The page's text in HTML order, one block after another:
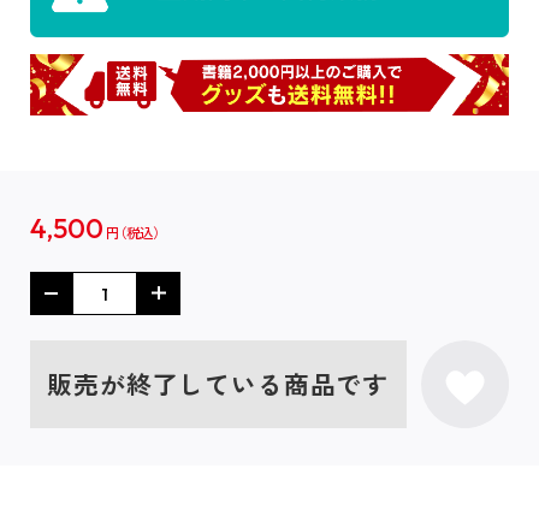
4,500 円
販売が終了している商品です